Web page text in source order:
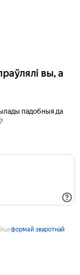
вы, а
падобныя да
формай зваротнай